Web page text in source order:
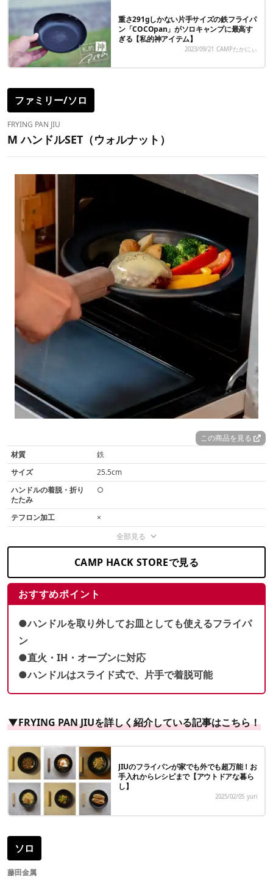
重さ291gしかない片手サイズの鉄フライパ
ン「COCOpan」がソロキャンプに最高す
ぎる【私的神アイテム】
2023/09/21 CAMPたかにぃ
ファミリー/ソロ
FRYING PAN JIU
M ハンドルSET（ウォルナット）
この商品を見る
材質
鉄
サイズ
25.5cm
ハンドルの着脱・折り
たたみ
○
テフロン加工
×
全部見る
CAMP HACK STOREで見る
おすすめポイント
●ハンドルを取り外してお皿としても使えるフライパ
ン
●直火・IH・オーブンに対応
●ハンドルはスライド式で、片手で着脱可能
▼FRYING PAN JIUを詳しく紹介している記事はこちら！
JIUのフライパンが家でも外でも超万能！お
手入れからレシピまで【アウトドアな暮ら
し】
2025/02/05 yuri
ソロ
藤田金属